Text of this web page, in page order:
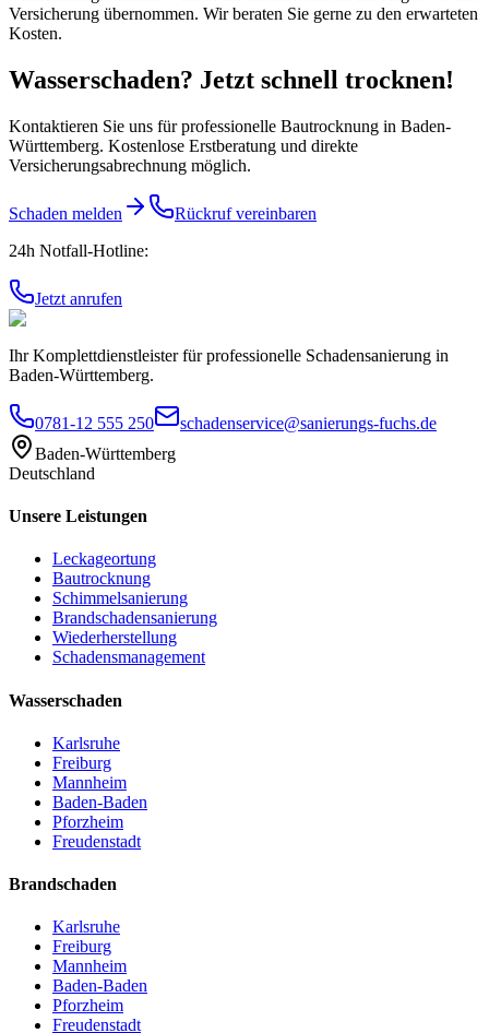
Versicherung übernommen. Wir beraten Sie gerne zu den erwarteten
Kosten.
Wasserschaden? Jetzt schnell trocknen!
Kontaktieren Sie uns für professionelle Bautrocknung in Baden-
Württemberg. Kostenlose Erstberatung und direkte
Versicherungsabrechnung möglich.
Schaden melden
Rückruf vereinbaren
24h Notfall-Hotline:
Jetzt anrufen
Ihr Komplettdienstleister für professionelle Schadensanierung in
Baden-Württemberg.
0781-12 555 250
schadenservice@sanierungs-fuchs.de
Baden-Württemberg
Deutschland
Unsere Leistungen
Leckageortung
Bautrocknung
Schimmelsanierung
Brandschadensanierung
Wiederherstellung
Schadensmanagement
Wasserschaden
Karlsruhe
Freiburg
Mannheim
Baden-Baden
Pforzheim
Freudenstadt
Brandschaden
Karlsruhe
Freiburg
Mannheim
Baden-Baden
Pforzheim
Freudenstadt